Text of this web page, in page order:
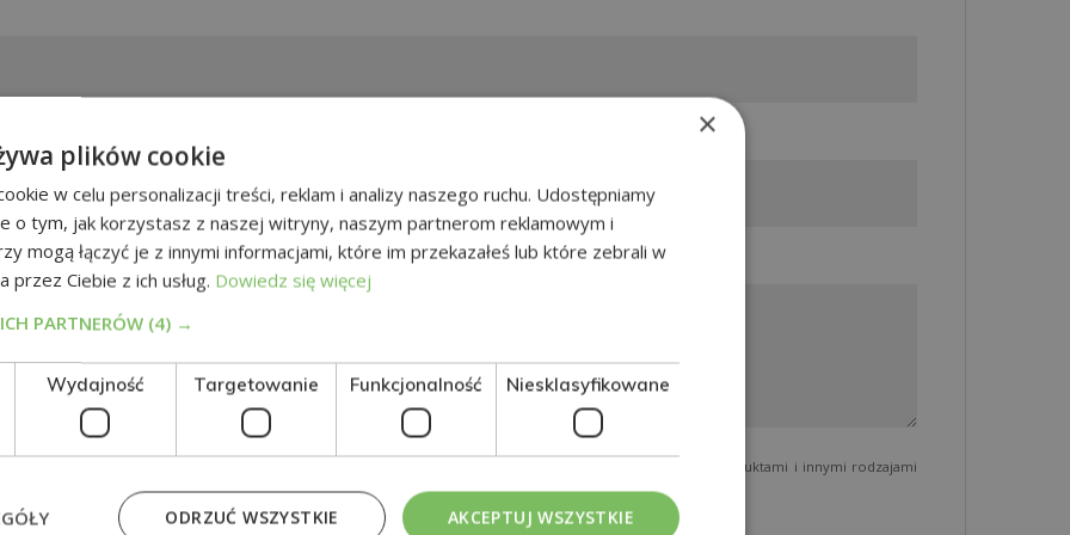
S.L., CIF: B01589969, Adres: C/ Amadeu Vives, 5, Bloque 1 - Bajo C, 43481, La Pineda, Tarragona.
przez użytkownika w celu wysyłania mu komercyjnych wiadomości e-mail związanych z oferowanymi produktami i innymi rodzajami
się identyfikując, pisząc na adresdireccion@grupotarraco.com .
×
plików cookie
w celu personalizacji treści, reklam i analizy naszego ruchu. Udostępniamy
o tym, jak korzystasz z naszej witryny, naszym partnerom reklamowym i
mogą łączyć je z innymi informacjami, które im przekazałeś lub które zebrali w
przez Ciebie z ich usług. Dowiedz się więcej
PARTNERÓW (4) →
Wydajność Targetowanie Funkcjonalność Niesklasyfikowane
AKCEPTUJ WSZYSTKIE
ODRZUĆ WSZYSTKIE